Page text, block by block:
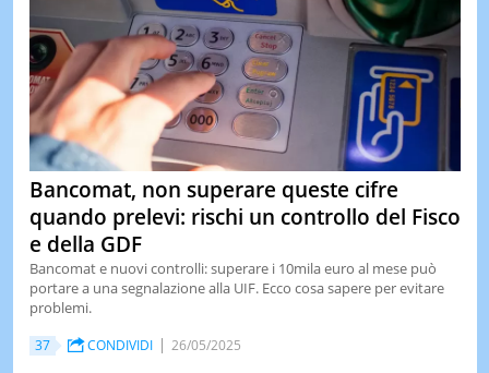
Bancomat, non superare queste cifre
quando prelevi: rischi un controllo del Fisco
e della GDF
Bancomat e nuovi controlli: superare i 10mila euro al mese può
portare a una segnalazione alla UIF. Ecco cosa sapere per evitare
problemi.
37 CONDIVIDI 26/05/2025